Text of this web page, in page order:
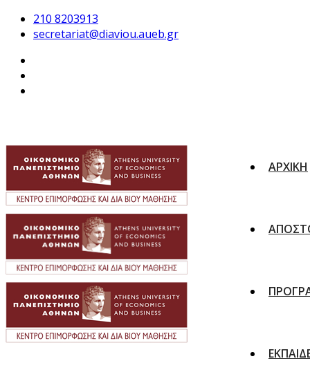
210 8203913
secretariat@diaviou.aueb.gr
ΑΡΧΙΚΗ